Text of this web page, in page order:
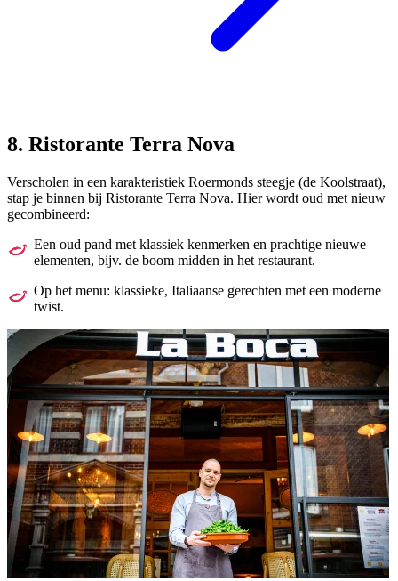
8. Ristorante Terra Nova
Verscholen in een karakteristiek Roermonds steegje (de Koolstraat),
stap je binnen bij Ristorante Terra Nova. Hier wordt oud met nieuw
gecombineerd:
Een oud pand met klassiek kenmerken en prachtige nieuwe
elementen, bijv. de boom midden in het restaurant.
Op het menu: klassieke, Italiaanse gerechten met een moderne
twist.